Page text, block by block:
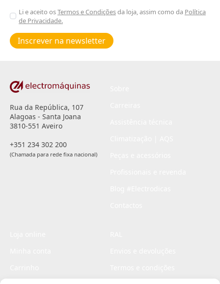
Aceitar
Poiticas
de
privacidade
Li e aceito osTermos e Condiçõesda loja, assim como da Política
de Privacidade.
Inscrever na newsletter
Rua da República, 107
Alagoas - Santa Joana
3810-551 Aveiro
+351 234 302 200
(Chamada para rede fixa nacional)